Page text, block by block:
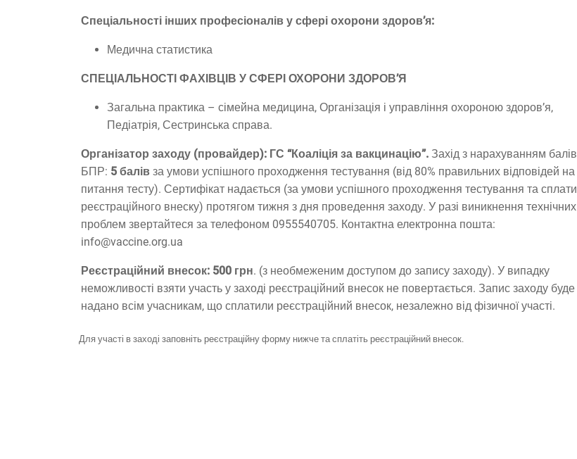
Спеціальності інших професіоналів у сфері охорони здоров’я:
Медична статистика
СПЕЦІАЛЬНОСТІ ФАХІВЦІВ У СФЕРІ ОХОРОНИ ЗДОРОВ’Я
Загальна практика – сімейна медицина, Організація і управління охороною здоров’я,
Педіатрія, Сестринська справа.
Організатор заходу (провайдер): ГС “Коаліція за вакцинацію”. Захід з нарахуванням балів
БПР: 5 балів за умови успішного проходження тестування (від 80% правильних відповідей на
питання тесту). Сертифікат надається (за умови успішного проходження тестування та сплати
реєстраційного внеску) протягом тижня з дня проведення заходу. У разі виникнення технічних
проблем звертайтеся за телефоном 0955540705. Контактна електронна пошта:
info@vaccine.org.ua
Реєстраційний внесок: 500 грн. (з необмеженим доступом до запису заходу). У випадку
неможливості взяти участь у заході реєстраційний внесок не повертається. Запис заходу буде
надано всім учасникам, що сплатили реєстраційний внесок, незалежно від фізичної участі.
Для участі в заході заповніть реєстраційну форму нижче та сплатіть реєстраційний внесок.